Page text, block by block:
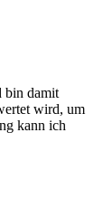
bin damit
wird, um
kann ich